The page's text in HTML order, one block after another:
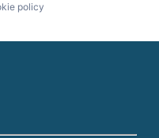
policy